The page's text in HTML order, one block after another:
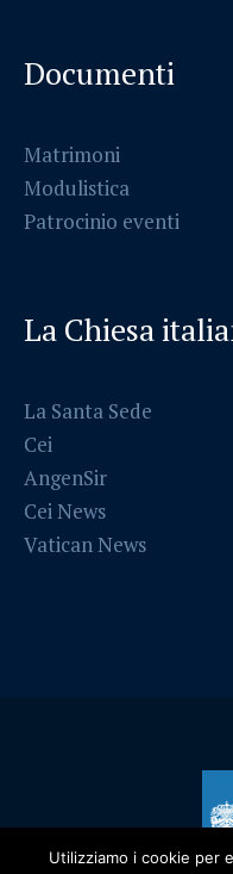
Documenti
Matrimoni
Modulistica
Patrocinio eventi
La Chiesa
La Santa Sede
Cei
AngenSir
Cei News
Vatican News
Utilizziamo i cookie per